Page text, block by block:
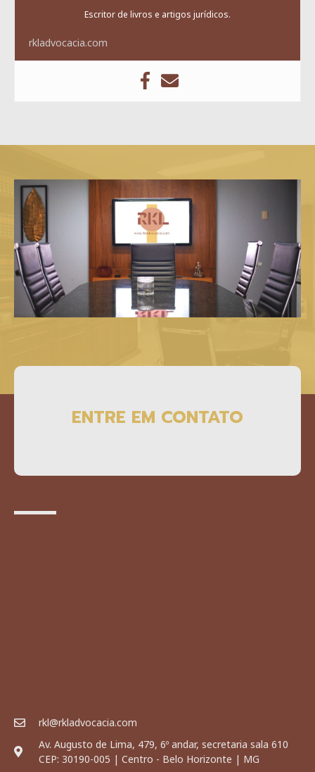
Escritor de livros e artigos jurídicos.
rkladvocacia.com
ENTRE EM CONTATO
rkl@rkladvocacia.com
Av. Augusto de Lima, 479, 6º andar, secretaria sala 610
CEP: 30190-005 | Centro - Belo Horizonte | MG